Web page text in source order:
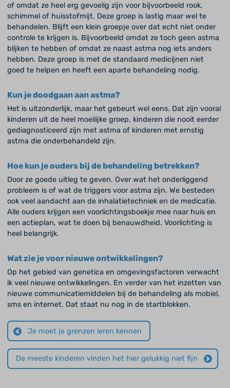
of omdat ze heel erg gevoelig zijn voor bijvoorbeeld rook,
schimmel of huisstofmijt. Deze groep is lastig maar wel te
behandelen. Blijft een klein groepje over dat echt niet onder
controle te krijgen is. Bijvoorbeeld omdat ze toch geen astma
blijken te hebben of omdat ze naast astma nog iets anders
hebben. Deze groep is met de standaard medicijnen niet
goed te helpen en heeft een aparte behandeling nodig.
Kun je doodgaan aan astma?
Het is uitzonderlijk, maar het gebeurt wel eens. Dat zijn vooral
kinderen uit de heel moeilijke groep, kinderen die nooit eerder
gediagnosticeerd zijn met astma of kinderen met ernstig
astma die onderbehandeld zijn.
Hoe kun je ouders bij de behandeling betrekken?
Door ze goede uitleg te geven. Over wat het onderliggend
probleem is of wat de triggers voor astma zijn. We besteden
ook veel aandacht aan de inhalatietechniek en de medicatie.
Alle ouders krijgen een voorlichtingsboekje mee naar huis en
een actieplan, wat te doen bij benauwdheid. Voorlichting is
heel belangrijk.
Wat zie je voor nieuwe ontwikkelingen?
Op het gebied van genetica en omgevingsfactoren verwacht
ik veel nieuwe ontwikkelingen. En verder van het inzetten van
nieuwe communicatiemiddelen bij de behandeling als mobiel,
sms en internet. Dat staat nu nog in de startblokken.
Je moet je grenzen leren kennen
De meeste kinderen vinden het hier gelukkig niet fijn